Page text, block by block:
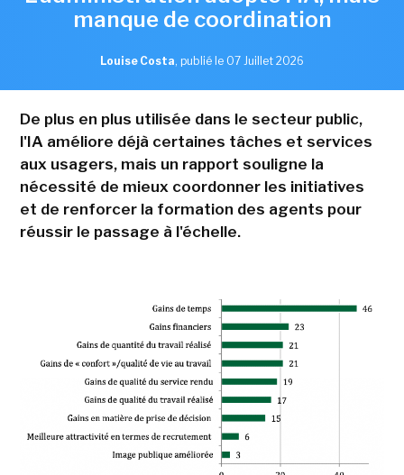
manque de coordination
Louise Costa, publié le 07 Juillet 2026
De plus en plus utilisée dans le secteur public,
l'IA améliore déjà certaines tâches et services
aux usagers, mais un rapport souligne la
nécessité de mieux coordonner les initiatives
et de renforcer la formation des agents pour
réussir le passage à l'échelle.